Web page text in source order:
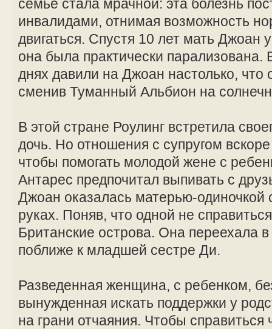
семье стала мрачной: эта болезнь
инвалидами, отнимая возможность
двигаться. Спустя 10 лет мать
она была практически
днях давили на Джоан настолько, что
сменив Туманный Альбион на
В этой стране Роулинг встретила
дочь. Но отношения с супругом
чтобы помогать молодой жене с
Антарес предпочитал выпивать с
Джоан оказалась матерью-одиночкой
руках. Поняв, что одной не
Британские острова. Она переехала
поближе к младшей сестре Ди.
Разведенная женщина, с ребенком,
вынужденная искать поддержки у
на грани отчаяния. Чтобы